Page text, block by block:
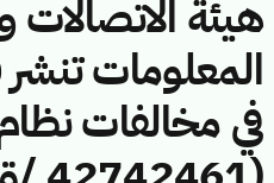
هيئة الاتصالات
المعلومات تنشر
في مخالفات